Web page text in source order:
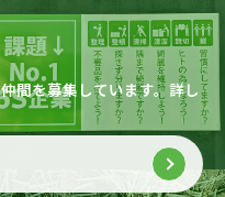
間を募集しています。詳し